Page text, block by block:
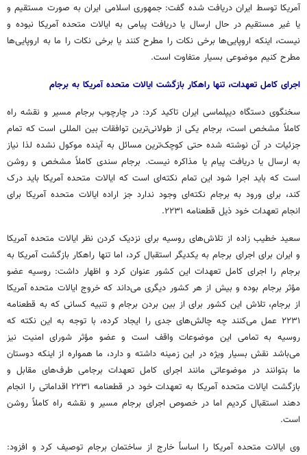
آمریکا توسط ایران دریافت شده گفت: جمهوری اسلامی ایران به صورت مستقیم و
یا غیر مستقیم در حال ارسال یا دریافت پیامی به ایالات متحده آمریکا نبوده و
نیست، اینکه اروپایی‌ها برخی نکات را مطرح کنند یا برخی نکات را ما به اروپایی‌ها
مطرح کنیم موضوعی بسیار متفاوت است.
اجرای کامل تعهدات، تنها راهکار بازگشت ایالات متحده آمریکا به برجام
سخنگوی دستگاه دیپلماسی ایران تاکید کرد: در چارچوب برجام مسیر و نقشه راه
کاملاً مشخص است، برجام یکی از طولانی‌ترین توافقات بین المللی است که تمام
جزئیات در آن نوشته شده حتی کوچک‌ترین مسائل به آینده موکول نشده لذا نیاز
به ارسال یا دریافت پیام یا مذاکره نیست. برجام سندی کاملاً مشخص و روشن
است که باید اجرا شود این تمام نکته‌ای است که ایالات متحده آمریکا باید درک
کند، برای ورود به برجام نکته‌ای وجود ندارد جز اراده ایالات متحده آمریکا برای
انجام تعهدات خود ذیل قطعنامه ۲۲۳۱.
سعید خطیب زاده از تلاش‌های روسیه برای نزدیک کردن نظر ایالات متحده آمریکا
و ایران برای اجرای برجام به یکدیگر استقبال کرد، اما تنها راهکار بازگشت آمریکا به
برجام را اجرای کامل تعهدات این کشور عنوان کرد و اظهار داشت: روسیه عضو
مؤثر برجام بوده و بیش از هر کشور دیگری می‌داند که خروج ایالات متحده آمریکا
از برجام، تلاش این کشور برای از بین بردن برجام و تنبیه کسانی که به قطعنامه
۲۲۳۱ عمل می‌کنند چه چالش‌های جدی را ایجاد کرده، با توجه به این نکته که
روسیه به تمامی این موضوعات واقف است و عضو مؤثر شورای امنیت نیز
می‌باشد نقش بسیار ویژه در این زمینه داشته و دارد، ما همواره از اینکه دوستان
ما بتوانند در موضوعاتی مانند اجرای کامل تعهدات برجامی طرف‌های مقابل و
بازگشت ایالات متحده آمریکا به تعهدات خود در قطعنامه ۲۲۳۱ اقداماتی را انجام
دهند استقبال کردیم اما در خصوص اجرای برجام مسیر و نقشه راه کاملاً روشن
است.
وی ایالات متحده آمریکا را اساساً خارج از ساختمان برجام توصیف کرد و افزود: